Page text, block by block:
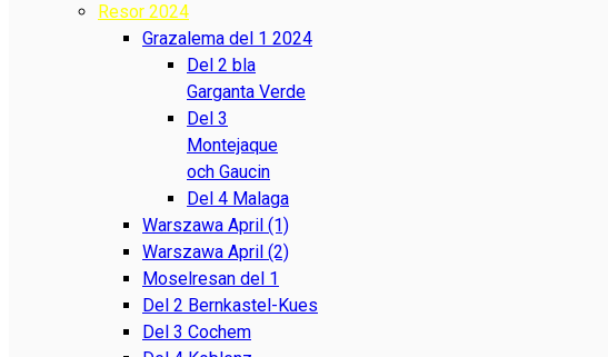
Resor 2024
Grazalema del 1 2024
Del 2 bla
Garganta Verde
Del 3
Montejaque
och Gaucin
Del 4 Malaga
Warszawa April (1)
Warszawa April (2)
Moselresan del 1
Del 2 Bernkastel-Kues
Del 3 Cochem